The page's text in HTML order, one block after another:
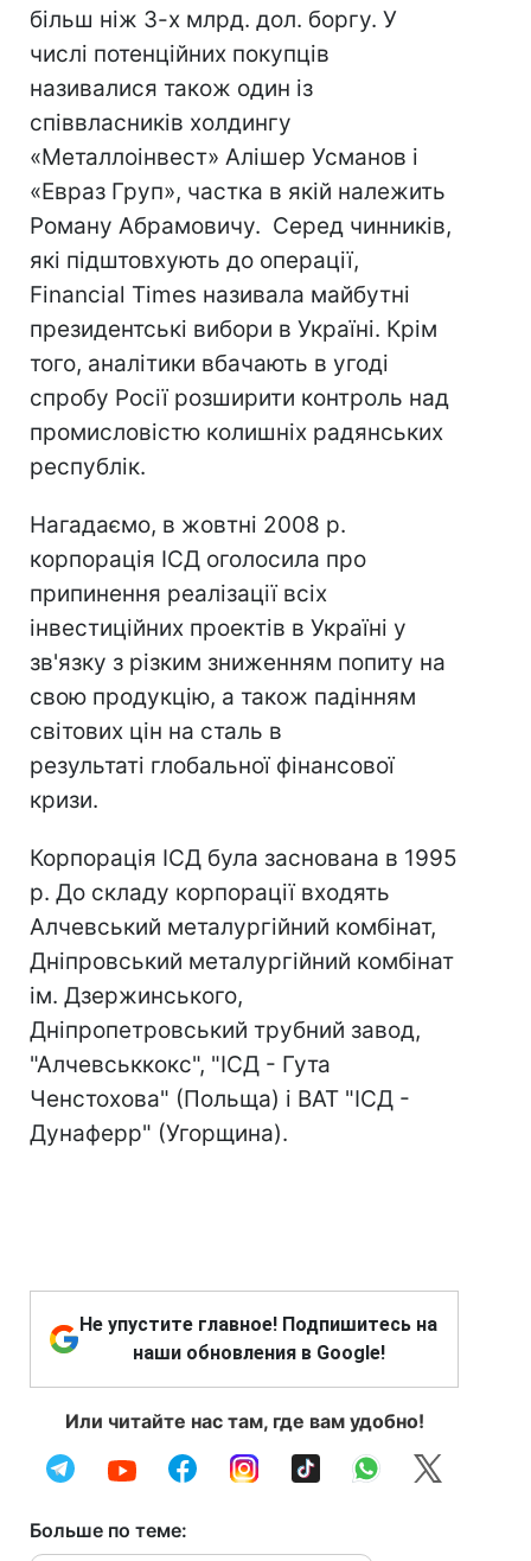
більш ніж 3-х млрд. дол. боргу. У
числі потенційних покупців
називалися також один із
співвласників холдингу
«Металлоінвест» Алішер Усманов і
«Евраз Груп», частка в якій належить
Роману Абрамовичу. Серед чинників,
які підштовхують до операції,
Financial Times називала майбутні
президентські вибори в Україні. Крім
того, аналітики вбачають в угоді
спробу Росії розширити контроль над
промисловістю колишніх радянських
республік.
Нагадаємо, в жовтні 2008 р.
корпорація ІСД оголосила про
припинення реалізації всіх
інвестиційних проектів в Україні у
зв'язку з різким зниженням попиту на
свою продукцію, а також падінням
світових цін на сталь в
результаті глобальної фінансової
кризи.
Корпорація ІСД була заснована в 1995
р. До складу корпорації входять
Алчевський металургійний комбінат,
Дніпровський металургійний комбінат
ім. Дзержинського,
Дніпропетровський трубний завод,
"Алчевськкокс", "ІСД - Гута
Ченстохова" (Польща) і ВАТ "ІСД -
Дунаферр" (Угорщина).
Не упустите главное! Подпишитесь на
наши обновления в Google!
Или читайте нас там, где вам удобно!
Больше по теме: